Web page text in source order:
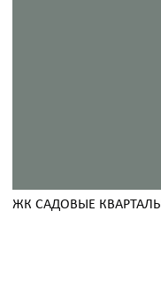
ЖК САДОВЫЕ КВАРТАЛЫ